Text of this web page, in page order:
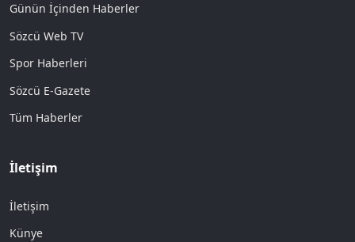
Günün İçinden Haberler
Sözcü Web TV
Spor Haberleri
Sözcü E-Gazete
Tüm Haberler
İletişim
İletişim
Künye